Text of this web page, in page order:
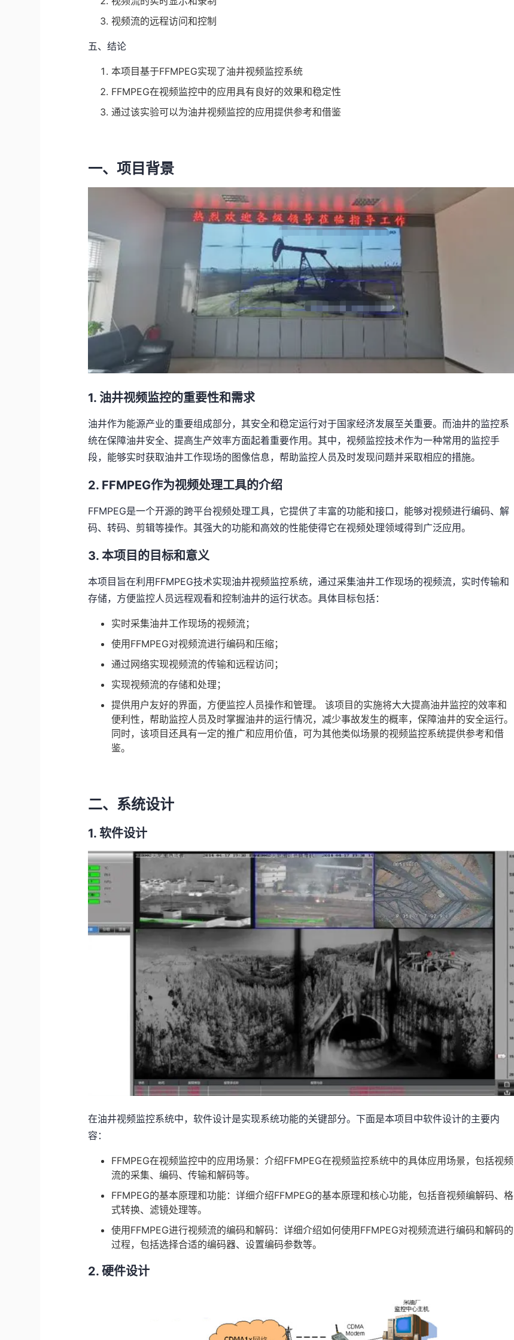
视频流的远程访问和控制
五、结论
本项目基于FFMPEG实现了油井视频监控系统
FFMPEG在视频监控中的应用具有良好的效果和稳定性
通过该实验可以为油井视频监控的应用提供参考和借鉴
一、项目背景
1. 油井视频监控的重要性和需求
油井作为能源产业的重要组成部分，其安全和稳定运行对于国家经济发展至关重要。而油井的监控系
统在保障油井安全、提高生产效率方面起着重要作用。其中，视频监控技术作为一种常用的监控手
段，能够实时获取油井工作现场的图像信息，帮助监控人员及时发现问题并采取相应的措施。
2. FFMPEG作为视频处理工具的介绍
FFMPEG是一个开源的跨平台视频处理工具，它提供了丰富的功能和接口，能够对视频进行编码、解
码、转码、剪辑等操作。其强大的功能和高效的性能使得它在视频处理领域得到广泛应用。
3. 本项目的目标和意义
本项目旨在利用FFMPEG技术实现油井视频监控系统，通过采集油井工作现场的视频流，实时传输和
存储，方便监控人员远程观看和控制油井的运行状态。具体目标包括：
实时采集油井工作现场的视频流；
使用FFMPEG对视频流进行编码和压缩；
通过网络实现视频流的传输和远程访问；
实现视频流的存储和处理；
提供用户友好的界面，方便监控人员操作和管理。 该项目的实施将大大提高油井监控的效率和
便利性，帮助监控人员及时掌握油井的运行情况，减少事故发生的概率，保障油井的安全运行。
同时，该项目还具有一定的推广和应用价值，可为其他类似场景的视频监控系统提供参考和借
鉴。
二、系统设计
1. 软件设计
在油井视频监控系统中，软件设计是实现系统功能的关键部分。下面是本项目中软件设计的主要内
容：
FFMPEG在视频监控中的应用场景：介绍FFMPEG在视频监控系统中的具体应用场景，包括视频
流的采集、编码、传输和解码等。
FFMPEG的基本原理和功能：详细介绍FFMPEG的基本原理和核心功能，包括音视频编解码、格
式转换、滤镜处理等。
使用FFMPEG进行视频流的编码和解码：详细介绍如何使用FFMPEG对视频流进行编码和解码的
过程，包括选择合适的编码器、设置编码参数等。
2. 硬件设计